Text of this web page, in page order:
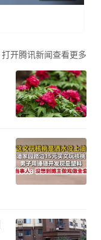
打开腾讯新闻查看更多